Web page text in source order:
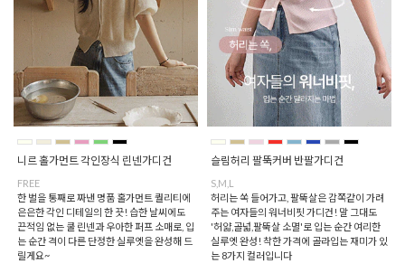
니르 홀가먼트 각인장식 린넨가디건
FREE
한 벌을 통째로 짜낸 명품 홀가먼트 퀄리티에
은은한 각인 디테일의 한 끗! 습한 날씨에도
끈적임 없는 쿨 린넨과 우아한 퍼프 소매로, 입
는 순간 격이 다른 단정한 실루엣을 완성해 드
릴게요~
슬림허리 팔뚝커버 반팔가디건
S,M,L
허리는 쏙 들어가고, 팔뚝살은 감쪽같이 가려
주는 여자들의 워너비핏 가디건! 말 그대도
'허얇,골넓,팔뚝살 소멸'로 입는 순간 여리한
실루엣 완성! 착한 가격에 골라입는 재미가 있
는 8가지 컬러입니다